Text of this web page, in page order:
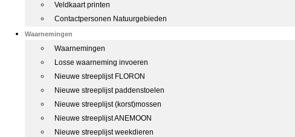
Veldkaart printen
Contactpersonen Natuurgebieden
Waarnemingen
Waarnemingen
Losse waarneming invoeren
Nieuwe streeplijst FLORON
Nieuwe streeplijst paddenstoelen
Nieuwe streeplijst (korst)mossen
Nieuwe streeplijst ANEMOON
Nieuwe streeplijst weekdieren